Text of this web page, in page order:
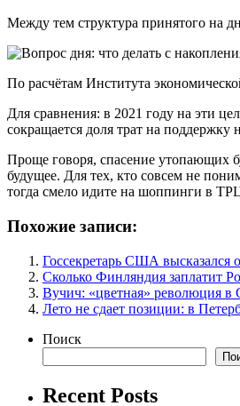
Между тем структура принятого на
По расчётам Института
Для сравнения: в 2021 году на эти
сокращается доля трат на
Проще говоря, спасение утопающих
будущее. Для тех, кто совсем не
тогда смело идите на шоппинги в
Похожие записи:
Госсекретарь США высказался
Сколько Финляндия заплатит
Вучич: «цветная» революция в
Лето не сдает позиции: в
Поиск
Recent Posts